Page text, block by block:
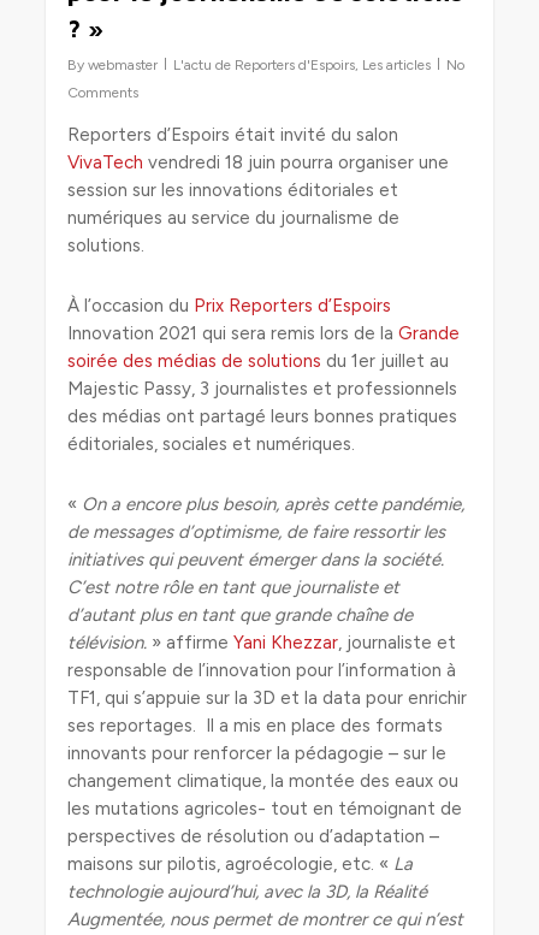
? »
By webmaster L'actu de Reporters d'Espoirs, Les articles
No
Comments
Reporters d’Espoirs était invité du salon
VivaTech vendredi 18 juin pourra organiser une
session sur les innovations éditoriales et
numériques au service du journalisme de
solutions.
À l’occasion du Prix Reporters d’Espoirs
Innovation 2021 qui sera remis lors de laGrande
soirée des médias de solutions du 1er juillet au
Majestic Passy, 3 journalistes et professionnels
des médias ont partagé leurs bonnes pratiques
éditoriales, sociales et numériques.
« On a encore plus besoin, après cette pandémie,
de messages d’optimisme, de faire ressortir les
initiatives qui peuvent émerger dans la société.
C’est notre rôle en tant que journaliste et
d’autant plus en tant que grande chaîne de
télévision. » affirmeYani Khezzar, journaliste et
responsable de l’innovation pour l’information à
TF1, qui s’appuie sur la 3D et la data pour enrichir
ses reportages. Il a mis en place des formats
innovants pour renforcer la pédagogie – sur le
changement climatique, la montée des eaux ou
les mutations agricoles- tout en témoignant de
perspectives de résolution ou d’adaptation –
maisons sur pilotis, agroécologie, etc. « La
technologie aujourd’hui, avec la 3D, la Réalité
Augmentée, nous permet de montrer ce qui n’est